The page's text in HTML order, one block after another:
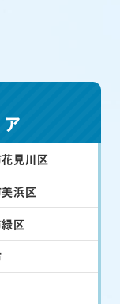
見川区
浜区
区